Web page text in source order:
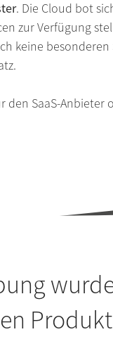
. Die Cloud bot
zur Verfügung
besonderen
SaaS-Anbieter